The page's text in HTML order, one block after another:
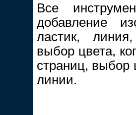
Все
добавление
ластик,
выбор цвета,
страниц,
линии.